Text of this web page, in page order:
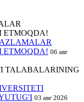
ETMOQDA! 06 авг
03 авг 2026